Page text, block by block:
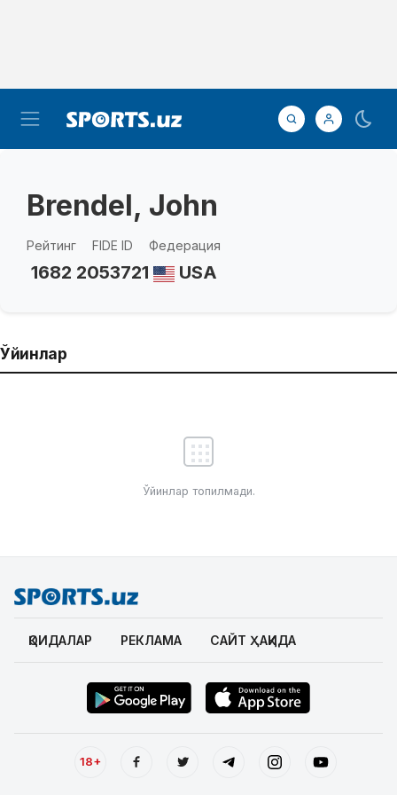
Brendel, John
Рейтинг
1682
FIDE ID
2053721
Федерация
USA
Ўйинлар
Ўйинлар топилмади.
ҚОИДАЛАР РЕКЛАМА САЙТ ҲАҚИДА
18+